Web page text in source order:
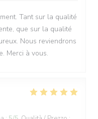
Tant sur la qualité
que sur la qualité
Nous reviendrons
Merci à vous.